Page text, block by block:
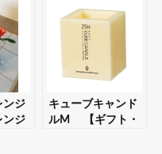
ギ
り
ゼ
セット 【ギフト・
プレゼント対応
ンジ
ジ
キューブキャンド
ルM 【ギフト・